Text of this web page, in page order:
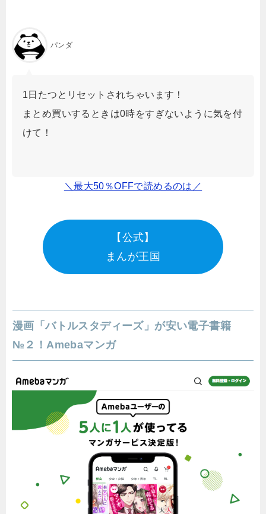
パンダ
1日たつとリセットされちゃいます！
まとめ買いするときは0時をすぎないように気を付
けて！
＼最大50％OFFで読めるのは／
【公式】
まんが王国
漫画「バトルスタディーズ」が安い電子書籍
№２！Amebaマンガ